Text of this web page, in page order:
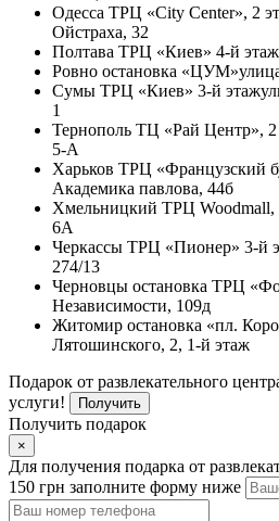
Одесса ТРЦ «City Center», 2
Ойстраха, 32
Полтава ТРЦ «Киев» 4-й этаж
Ровно остановка «ЦУМ»
Сумы ТРЦ «Киев» 3-й этаж
1
Тернополь ТЦ «Рай Центр», 2
5-А
Харьков ТРЦ «Французский
Академика павлова, 44б
Хмельницкий ТРЦ Woodmall,
6А
Черкассы ТРЦ «Пионер» 3-й
274/13
Черновцы остановка ТРЦ
Независимости, 109д
Житомир остановка «пл.
Лятошинского, 2, 1-й этаж
Подарок от развлекательного
услуги!
Получить
Получить подарок
×
Для получения подарка от
150 грн заполните форму ниже